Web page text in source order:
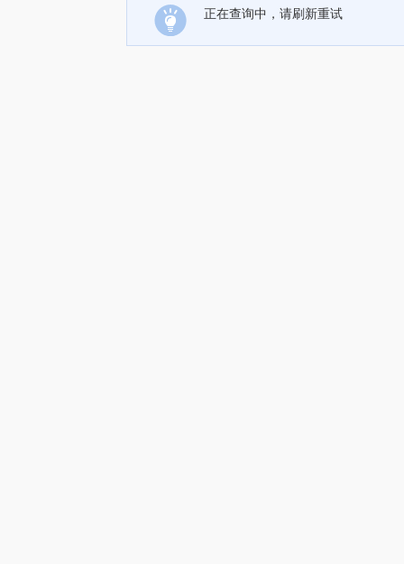
正在查询中，请刷新重试